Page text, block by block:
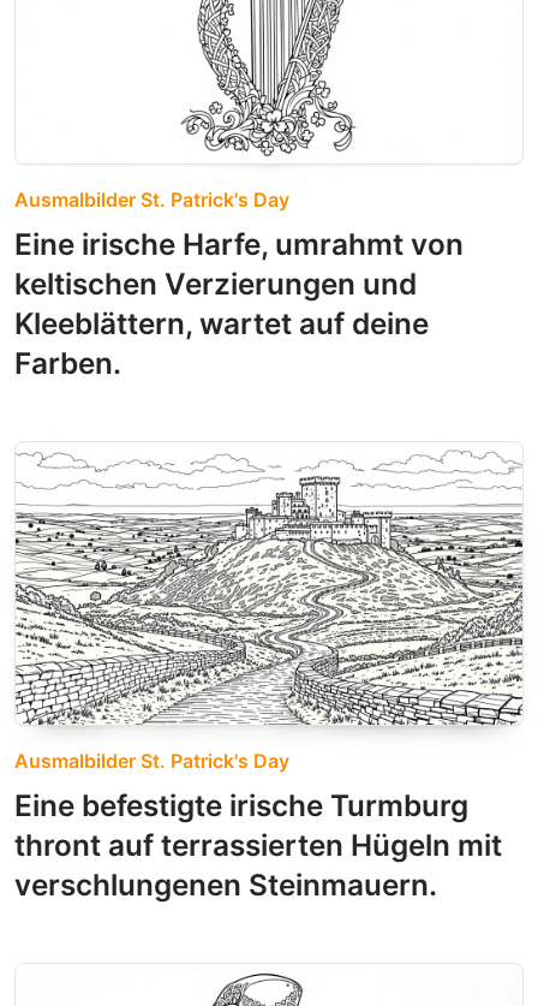
Ausmalbilder St. Patrick's Day
Eine irische Harfe, umrahmt von
keltischen Verzierungen und
Kleeblättern, wartet auf deine
Farben.
Ausmalbilder St. Patrick's Day
Eine befestigte irische Turmburg
thront auf terrassierten Hügeln mit
verschlungenen Steinmauern.